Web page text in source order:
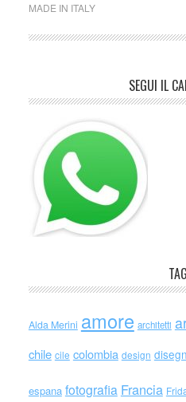
MADE IN ITALY
SEGUI IL
TAG
Alda Merini amore architetti
chile cile colombia design
espana fotografia Francia